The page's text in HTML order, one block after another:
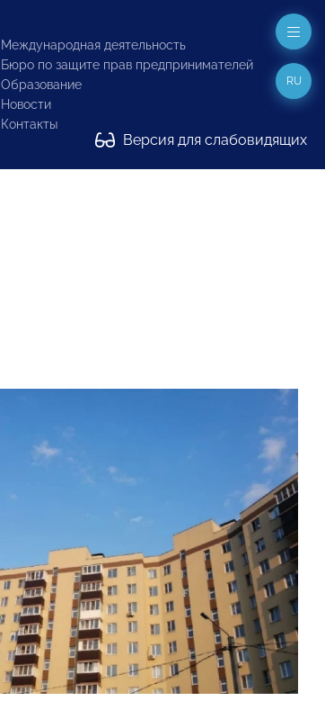
Международная деятельность
Бюро по защите прав предпринимателей
Образование
Новости
Контакты
Версия для слабовидящих
RU